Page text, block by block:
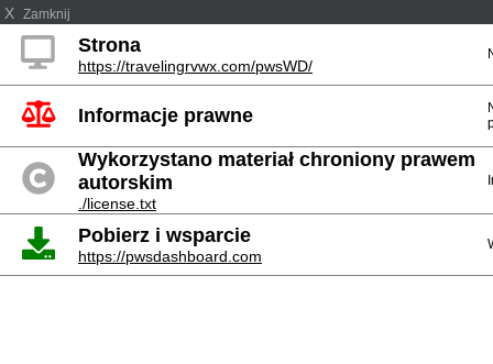
X Zamknij
Strona
https://travelingrvwx.com/pwsWD/
Informacje prawne
Wykorzystano materiał chroniony prawem
autorskim
./license.txt
Pobierz i wsparcie
https://pwsdashboard.com